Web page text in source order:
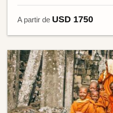
A partir de USD 1750